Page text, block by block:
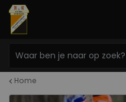
Home